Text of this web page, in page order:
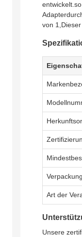
von
Art der
Unsere